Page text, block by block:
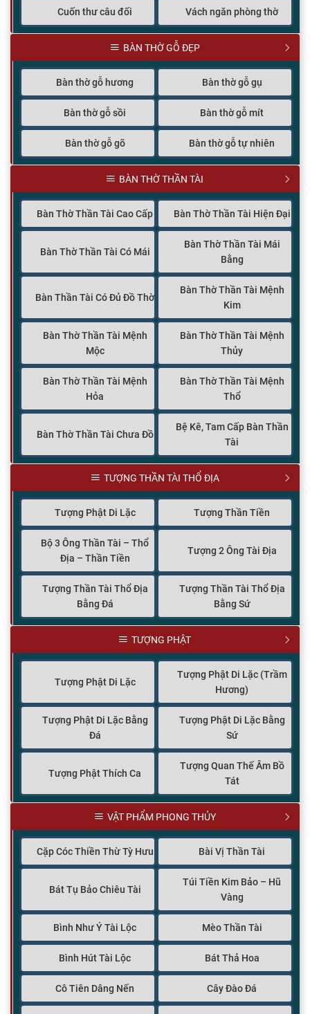
Cuốn thư câu đối Vách ngăn phòng thờ
BÀN THỜ GỖ ĐẸP
Bàn thờ gỗ hương Bàn thờ gỗ gụ
Bàn thờ gỗ sồi Bàn thờ gỗ mít
Bàn thờ gỗ gõ Bàn thờ gỗ tự nhiên
BÀN THỜ THẦN TÀI
Bàn Thờ Thần Tài Cao Cấp Bàn Thờ Thần Tài Hiện Đại
Bàn Thờ Thần Tài Có Mái
Bàn Thờ Thần Tài Mái
Bằng
Bàn Thần Tài Có Đủ Đồ Thờ
Bàn Thờ Thần Tài Mệnh
Kim
Bàn Thờ Thần Tài Mệnh
Mộc
Bàn Thờ Thần Tài Mệnh
Thủy
Bàn Thờ Thần Tài Mệnh
Hỏa
Bàn Thờ Thần Tài Mệnh
Thổ
Bàn Thờ Thần Tài Chưa Đồ
Bệ Kê, Tam Cấp Bàn Thần
Tài
TƯỢNG THẦN TÀI THỔ ĐỊA
Tượng Phật Di Lặc Tượng Thần Tiền
Bộ 3 Ông Thần Tài – Thổ
Địa – Thần Tiền
Tượng 2 Ông Tài Địa
Tượng Thần Tài Thổ Địa
Bằng Đá
Tượng Thần Tài Thổ Địa
Bằng Sứ
TƯỢNG PHẬT
Tượng Phật Di Lặc
Tượng Phật Di Lặc (Trầm
Hương)
Tượng Phật Di Lặc Bằng
Đá
Tượng Phật Di Lặc Bằng
Sứ
Tượng Phật Thích Ca
Tượng Quan Thế Âm Bồ
Tát
VẬT PHẨM PHONG THỦY
Cặp Cóc Thiền Thừ Tỳ Hưu Bài Vị Thần Tài
Bát Tụ Bảo Chiêu Tài
Túi Tiền Kim Bảo – Hũ
Vàng
Bình Như Ý Tài Lộc Mèo Thần Tài
Bình Hút Tài Lộc Bát Thả Hoa
Cô Tiên Dâng Nến Cây Đào Đá